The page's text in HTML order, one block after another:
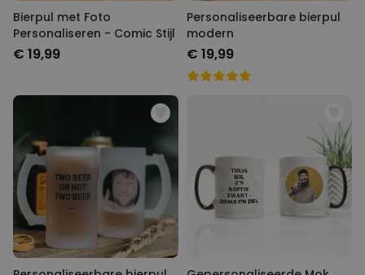
Bierpul met Foto
Personaliseren - Comic Stijl
€ 19,99
Personaliseerbare bierpul
modern
€ 19,99